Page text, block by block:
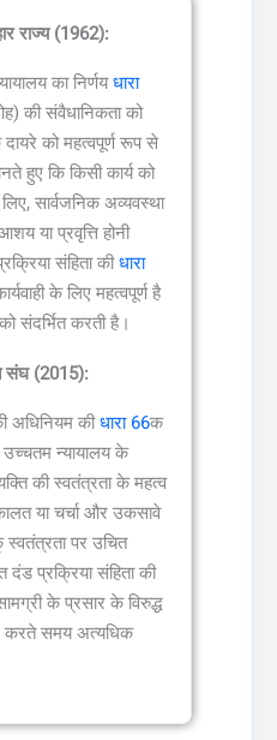
राज्य (1962):
का निर्णयधारा
की संवैधानिकता को
को महत्वपूर्ण रूप से
हुए कि किसी कार्य को
सार्वजनिक अव्यवस्था
या प्रवृत्ति होनी
संहिता कीधारा
के लिए महत्वपूर्ण है
संदर्भित करती है।
संघ (2015):
अधिनियम कीधारा 66क
न्यायालय के
की स्वतंत्रता के महत्व
या चर्चा और उकसावे
पर उचित
दंड प्रक्रिया संहिता की
के प्रसार के विरुद्ध
करते समय अत्यधिक